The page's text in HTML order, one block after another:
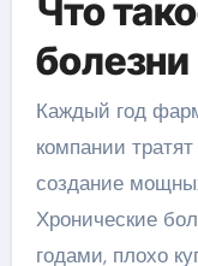
Что
болезни
Каждый год
компании
создание
Хронические
годами, плохо